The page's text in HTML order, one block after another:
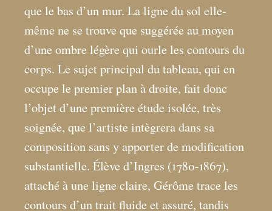
que le bas d’un mur. La ligne du sol elle-
même ne se trouve que suggérée au moyen
d’une ombre légère qui ourle les contours du
corps. Le sujet principal du tableau, qui en
occupe le premier plan à droite, fait donc
l’objet d’une première étude isolée, très
soignée, que l’artiste intègrera dans sa
composition sans y apporter de modification
substantielle. Élève d’Ingres (1780-1867),
attaché à une ligne claire, Gérôme trace les
contours d’un trait fluide et assuré, tandis